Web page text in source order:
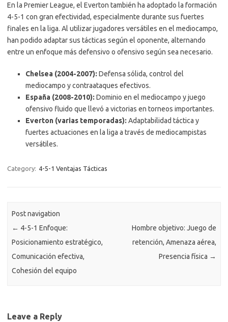
En la Premier League, el Everton también ha adoptado la formación
4-5-1 con gran efectividad, especialmente durante sus fuertes
finales en la liga. Al utilizar jugadores versátiles en el mediocampo,
han podido adaptar sus tácticas según el oponente, alternando
entre un enfoque más defensivo o ofensivo según sea necesario.
Chelsea (2004-2007): Defensa sólida, control del
mediocampo y contraataques efectivos.
España (2008-2010): Dominio en el mediocampo y juego
ofensivo fluido que llevó a victorias en torneos importantes.
Everton (varias temporadas): Adaptabilidad táctica y
fuertes actuaciones en la liga a través de mediocampistas
versátiles.
Category: 4-5-1 Ventajas Tácticas
Post navigation
← 4-5-1 Enfoque:
Posicionamiento estratégico,
Comunicación efectiva,
Cohesión del equipo
Hombre objetivo: Juego de
retención, Amenaza aérea,
Presencia física →
Leave a Reply